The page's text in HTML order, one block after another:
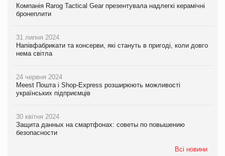
Компанія Rarog Tactical Gear презентувала надлегкі керамічні
бронеплити
31 липня 2024
Напівфабрикати та консерви, які стануть в пригоді, коли довго
нема світла
24 червня 2024
Meest Пошта і Shop-Express розширюють можливості
українських підприємців
30 квітня 2024
Защита данных на смартфонах: советы по повышению
безопасности
Всі новини